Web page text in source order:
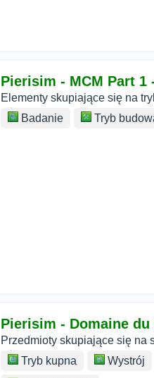
Pierisim - MCM Part 1
Elementy skupiające się na
Badanie
Tryb
Pierisim - Domaine
Przedmioty skupiające się na
Tryb kupna
Wystrój